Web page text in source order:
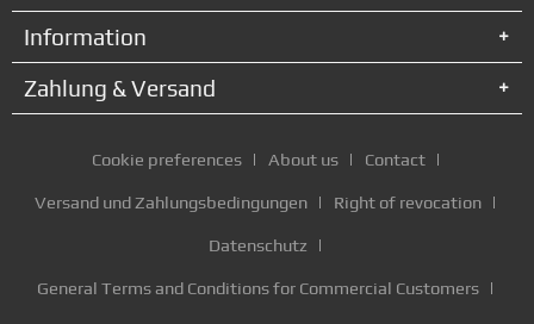
Information
Zahlung & Versand
Cookie preferences About us Contact
Versand und Zahlungsbedingungen Right of revocation
Datenschutz
General Terms and Conditions for Commercial Customers